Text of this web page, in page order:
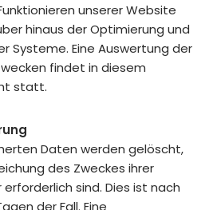
unserer Website
hinaus der Optimierung und
Systeme. Eine Auswertung der
findet in diesem
statt.
Daten werden gelöscht,
des Zweckes ihrer
sind. Dies ist nach
der Fall. Eine